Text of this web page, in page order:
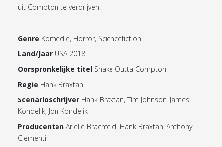
uit Compton te verdrijven.
Genre Komedie, Horror, Sciencefiction
Land/Jaar USA 2018
Oorspronkelijke titel Snake Outta Compton
Regie Hank Braxtan
Scenarioschrijver Hank Braxtan, Tim Johnson, James
Kondelik, Jon Kondelik
Producenten Arielle Brachfeld, Hank Braxtan, Anthony
Clementi